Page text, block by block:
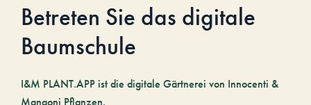
Betreten Sie das digitale
Baumschule
I&M PLANT.APP ist die digitale Gärtnerei von Innocenti &
Mangoni Pflanzen.